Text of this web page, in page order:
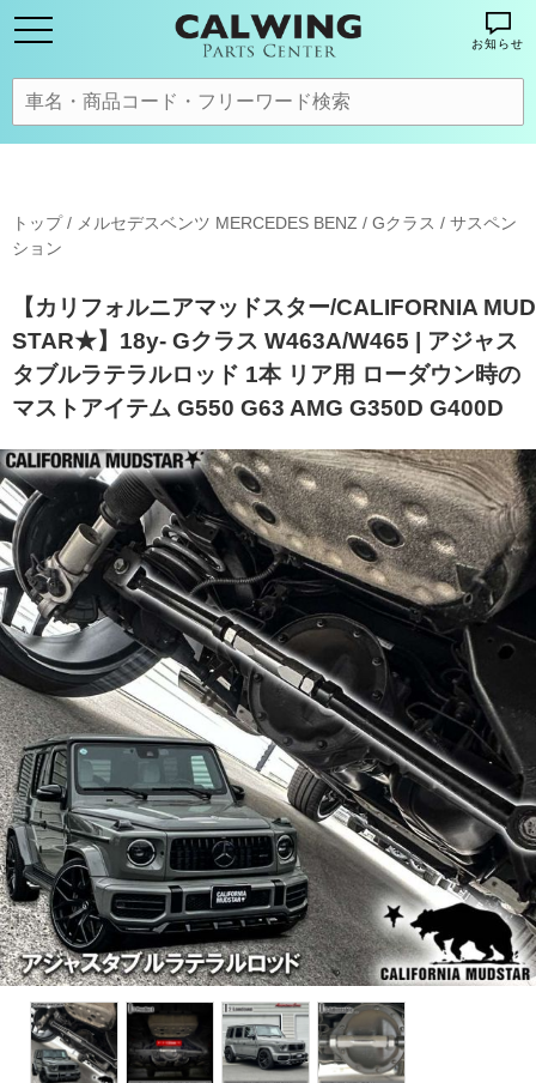
お知らせ
トップ/ メルセデスベンツ MERCEDES BENZ / Gクラス / サスペン
ション
【カリフォルニアマッドスター/CALIFORNIA MUD
STAR★】18y- Gクラス W463A/W465 | アジャス
タブルラテラルロッド 1本 リア用 ローダウン時の
マストアイテム G550 G63 AMG G350D G400D